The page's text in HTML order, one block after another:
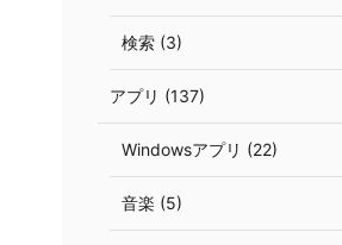
検索 (3)
アプリ (137)
Windowsアプリ (22)
音楽 (5)